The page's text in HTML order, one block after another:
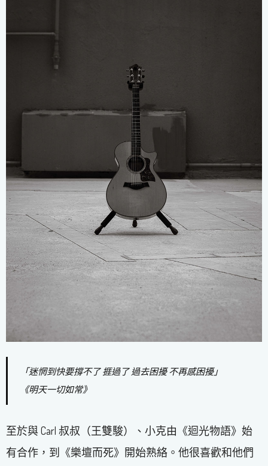
「迷惘到快要撐不了 捱過了 過去困擾 不再感困擾」
《明天一切如常》
至於與 Carl 叔叔（王雙駿）、小克由《迴光物語》始
有合作，到《樂壇而死》開始熟絡。他很喜歡和他們